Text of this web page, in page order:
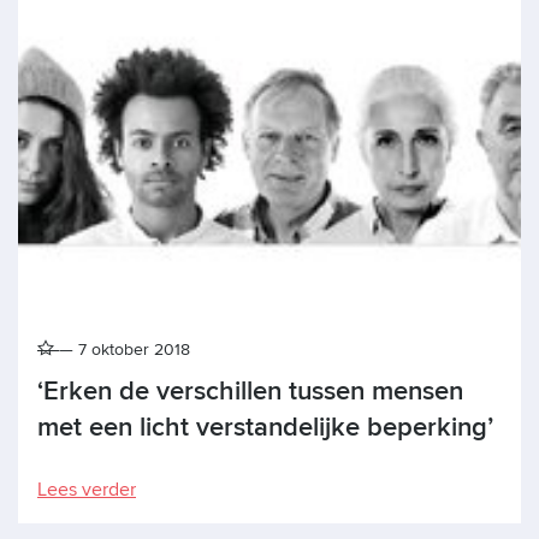
‘Erken de verschillen tussen mensen
met een licht verstandelijke beperking’
7 oktober 2018
Lees verder